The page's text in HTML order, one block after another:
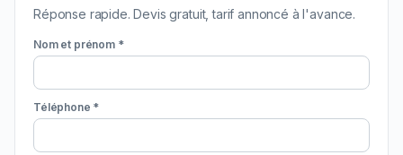
Réponse rapide. Devis gratuit, tarif annoncé à l'avance.
Nom et prénom *
Téléphone *